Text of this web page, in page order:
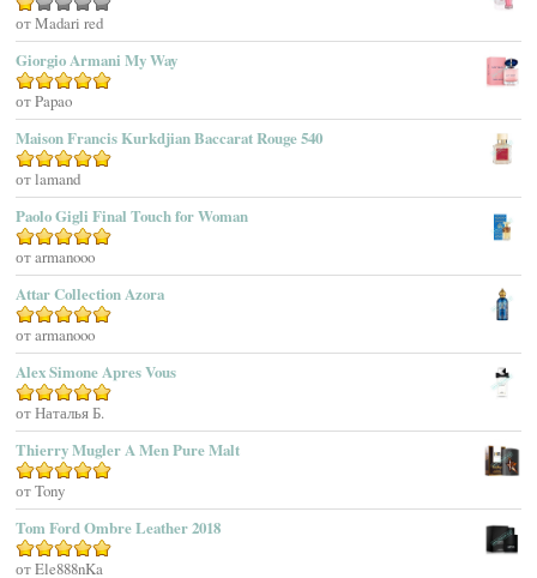
Aerin Lauder
Aether
Affinessence
Afnan Perfumes
Agatha Ruiz De La Prada
Agatho Parfum
Agent Provocateur
Agnes B
Agonist
Ahjaar
Aigner
Aj Arabia (Widian)
Ajmal
Akro
Al Hamatt
Al Haramain
Al-Jazeera
Оценка
1
из
5
от Madari red
Giorgio Armani My Way
Оценка5
от Papao
Maison Francis Kurkdjian Baccarat Rouge 540
Оценка5из 5
от lamand
Paolo Gigli Final Touch for Woman
Оценка5из 5
от armanooo
Attar Collection Azora
Оценка5из 5
от armanooo
Alex Simone Apres Vous
Оценка5из 5
от Наталья Б.
Thierry Mugler A Men Pure Malt
Оценка
от Tony
Tom Ford Ombre Leather 2018
Оценка5из 5
от Ele888nKa